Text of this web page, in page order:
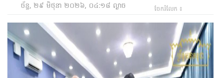
ច័ន្ទ, ២៩ មិថុនា ២០២៦, ០៤:១៨ ល្ងាច ចែករំលែក ៖